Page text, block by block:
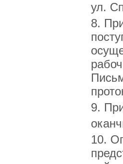
ул.
8.
9.
10.